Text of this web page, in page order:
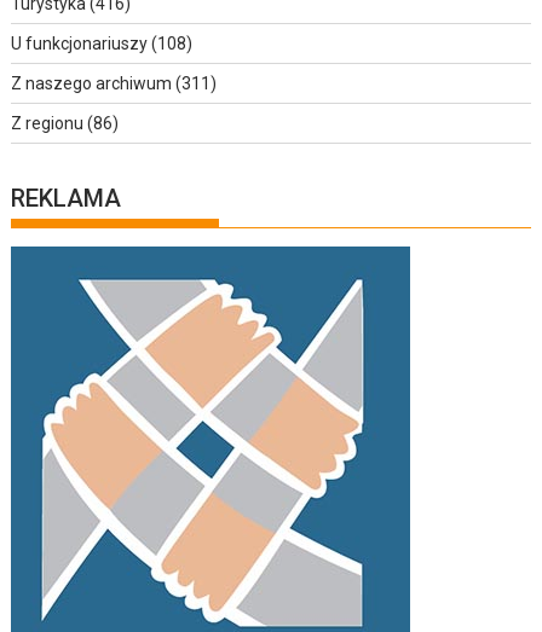
U funkcjonariuszy(108)
Z naszego archiwum (311)
Z regionu (86)
REKLAMA